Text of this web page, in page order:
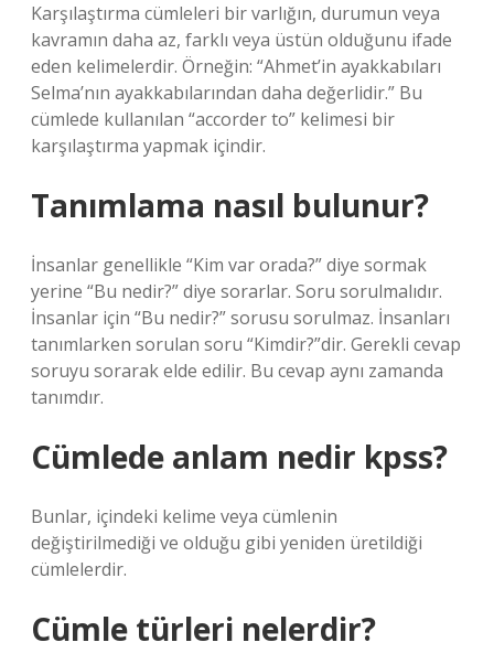
Karşılaştırma cümleleri bir varlığın, durumun veya
kavramın daha az, farklı veya üstün olduğunu ifade
eden kelimelerdir. Örneğin: “Ahmet’in ayakkabıları
Selma’nın ayakkabılarından daha değerlidir.” Bu
cümlede kullanılan “accorder to” kelimesi bir
karşılaştırma yapmak içindir.
Tanımlama nasıl bulunur?
İnsanlar genellikle “Kim var orada?” diye sormak
yerine “Bu nedir?” diye sorarlar. Soru sorulmalıdır.
İnsanlar için “Bu nedir?” sorusu sorulmaz. İnsanları
tanımlarken sorulan soru “Kimdir?”dir. Gerekli cevap
soruyu sorarak elde edilir. Bu cevap aynı zamanda
tanımdır.
Cümlede anlam nedir kpss?
Bunlar, içindeki kelime veya cümlenin
değiştirilmediği ve olduğu gibi yeniden üretildiği
cümlelerdir.
Cümle türleri nelerdir?